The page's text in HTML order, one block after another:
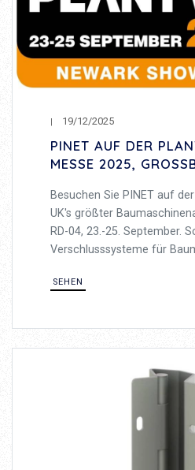
19/12/2025
PINET AUF DER
MESSE 2025,
Besuchen Sie PINET auf
UK's größter
RD-04, 23.-25. September.
Verschlusssysteme für
SEHEN